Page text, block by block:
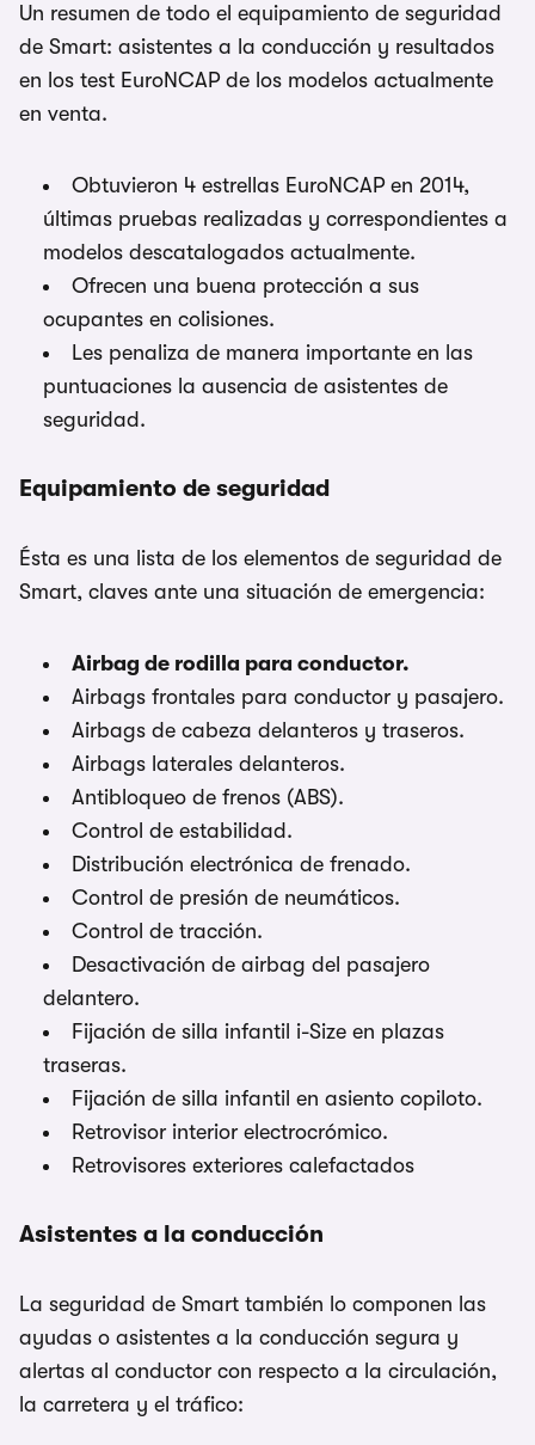
Un resumen de todo el equipamiento de seguridad
de Smart: asistentes a la conducción y resultados
en los test EuroNCAP de los modelos actualmente
en venta.
Obtuvieron 4 estrellas EuroNCAP en 2014,
últimas pruebas realizadas y correspondientes a
modelos descatalogados actualmente.
Ofrecen una buena protección a sus
ocupantes en colisiones.
Les penaliza de manera importante en las
puntuaciones la ausencia de asistentes de
seguridad.
Equipamiento de seguridad
Ésta es una lista de los elementos de seguridad de
Smart, claves ante una situación de emergencia:
Airbag de rodilla para conductor.
Airbags frontales para conductor y pasajero.
Airbags de cabeza delanteros y traseros.
Airbags laterales delanteros.
Antibloqueo de frenos (ABS).
Control de estabilidad.
Distribución electrónica de frenado.
Control de presión de neumáticos.
Control de tracción.
Desactivación de airbag del pasajero
delantero.
Fijación de silla infantil i-Size en plazas
traseras.
Fijación de silla infantil en asiento copiloto.
Retrovisor interior electrocrómico.
Retrovisores exteriores calefactados
Asistentes a la conducción
La seguridad de Smart también lo componen las
ayudas o asistentes a la conducción segura y
alertas al conductor con respecto a la circulación,
la carretera y el tráfico: